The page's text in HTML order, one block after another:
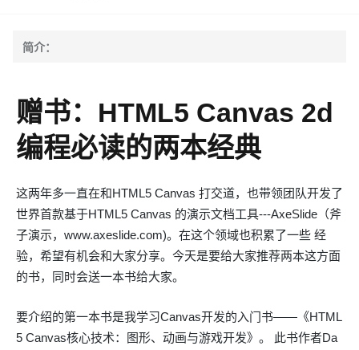
简介：
赠书：HTML5 Canvas 2d
编程必读的两本经典
这两年多一直在和HTML5 Canvas 打交道，也带领团队开发了
世界首款基于HTML5 Canvas 的演示文档工具---AxeSlide（斧
子演示，www.axeslide.com)。在这个领域也积累了一些 经
验，希望有机会和大家分享。今天是要给大家推荐两本这方面
的书，同时会送一本书给大家。
要介绍的第一本书是我学习Canvas开发的入门书——《HTML
5 Canvas核心技术：图形、动画与游戏开发》。 此书作者Da